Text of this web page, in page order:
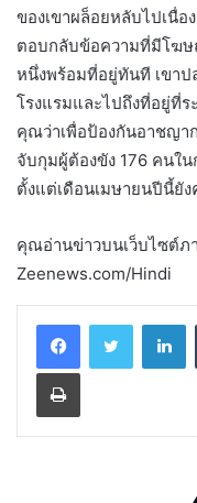
ของเขาผล็อยหลับไปเนื่อ
ตอบกลับข้อความที่มีโฆษ
หนึ่งพร้อมที่อยู่ทันที เขา
โรงแรมและไปถึงที่อยู่ที่
คุณว่าเพื่อป้องกันอาชญา
จับกุมผู้ต้องขัง 176 คนใ
ตั้งแต่เดือนเมษายนปีนี้ยัง
คุณอ่านข่าวบนเว็บไซต์ภ
Zeenews.com/Hindi
Print